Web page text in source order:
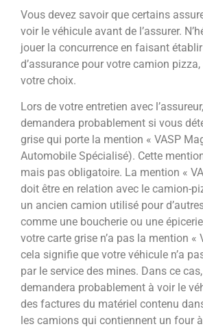
Vous devez savoir que certains
voir le véhicule avant de l’assurer.
jouer la concurrence en faisant
d’assurance pour votre camion
votre choix.
Lors de votre entretien avec
demandera probablement si vous
grise qui porte la mention « VASP
Automobile Spécialisé). Cette
mais pas obligatoire. La mention «
doit être en relation avec le camion-
un ancien camion utilisé pour
comme une boucherie ou une
votre carte grise n’a pas la mention «
cela signifie que votre véhicule n’a
par le service des mines. Dans ce
demandera probablement à voir le
des factures du matériel contenu
les camions qui contiennent un four